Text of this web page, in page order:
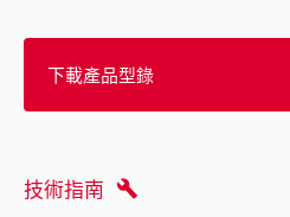
下載產品型錄
技術指南